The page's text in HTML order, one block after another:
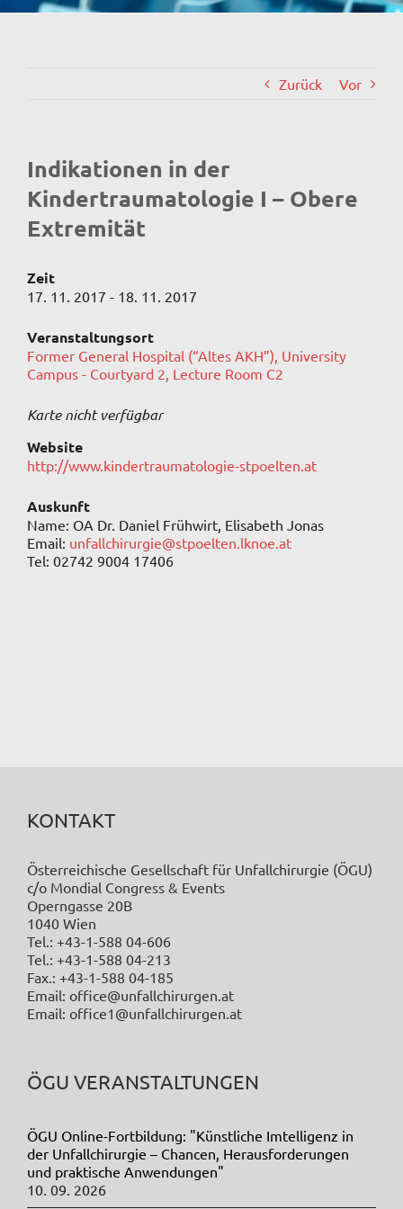
Zurück Vor
Indikationen in der
Kindertraumatologie I – Obere
Extremität
Zeit
17. 11. 2017 - 18. 11. 2017
Veranstaltungsort
Former General Hospital (“Altes AKH”), University
Campus - Courtyard 2, Lecture Room C2
Karte nicht verfügbar
Website
http://www.kindertraumatologie-stpoelten.at
Auskunft
Name: OA Dr. Daniel Frühwirt, Elisabeth Jonas
Email: unfallchirurgie@stpoelten.lknoe.at
Tel: 02742 9004 17406
KONTAKT
Österreichische Gesellschaft für Unfallchirurgie (ÖGU)
c/o Mondial Congress & Events
Operngasse 20B
1040 Wien
Tel.: +43-1-588 04-606
Tel.: +43-1-588 04-213
Fax.: +43-1-588 04-185
Email: office@unfallchirurgen.at
Email: office1@unfallchirurgen.at
ÖGU VERANSTALTUNGEN
ÖGU Online-Fortbildung: "Künstliche Imtelligenz in
der Unfallchirurgie – Chancen, Herausforderungen
und praktische Anwendungen"
10. 09. 2026